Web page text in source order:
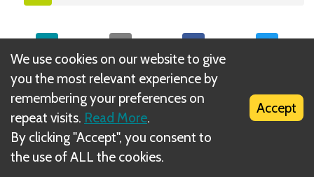
What is DIZED Rules?
We use cookies on our website to give
you the most relevant experience by
remembering your preferences on
repeat visits. Read More.
By clicking "Accept", you consent to
the use of ALL the cookies.
Accept